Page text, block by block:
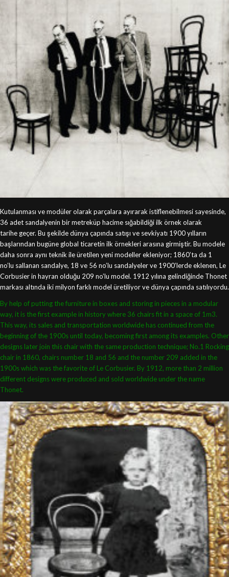
Kutulanması ve modüler olarak parçalara ayırarak istiflenebilmesi sayesinde,
36 adet sandalyenin bir metreküp hacime sığabildiği ilk örnek olarak
tarihe geçer. Bu şekilde dünya çapında satışı ve sevkiyatı 1900 yılların
başlarından bugüne global ticaretin ilk örnekleri arasına girmiştir. Bu modele
daha sonra aynı teknik ile üretilen yeni modeller ekleniyor; 1860’ta da 1
no’lu sallanan sandalye, 18 ve 56 no’lu sandalyeler ve 1900’lerde eklenen, Le
Corbusier in hayran olduğu 209 no’lu model. 1912 yılına gelindiğinde Thonet
markası altında iki milyon farklı model üretiliyor ve dünya çapında satılıyordu.
By help of putting the furniture in boxes and storing in pieces in a modular
way, it is the first example in history where 36 chairs fit in a space of 1m3.
This way, its sales and transportation worldwide has continued from the
beginning of the 1900s until today, becoming first among its examples. Other
designs later join this chair with the same production technique; No.1 Rocking
chair in 1860, chairs number 18 and 56 and the number 209 added in the
1900s which was the favorite of Le Corbusier. By 1912, more than 2 million
different designs were produced and sold worldwide under the name
Thonet.